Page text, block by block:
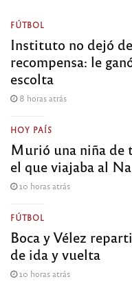
FÚTBOL
Instituto no dejó
recompensa: le
escolta
8 horas atrás
HOY PAÍS
Murió una niña de
el que viajaba al
10 horas atrás
FÚTBOL
Boca y Vélez
de ida y vuelta
10 horas atrás